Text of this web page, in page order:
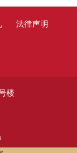
楼
法律声明